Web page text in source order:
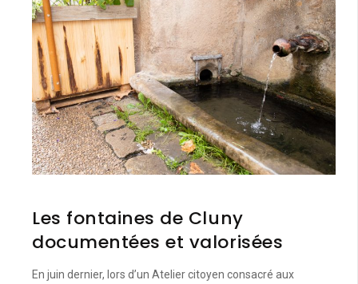
Les fontaines de Cluny
documentées et valorisées
En juin dernier, lors d’un Atelier citoyen consacré aux